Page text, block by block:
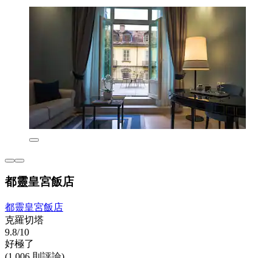
都靈皇宮飯店
都靈皇宮飯店
克羅切塔
9.8/10
好極了